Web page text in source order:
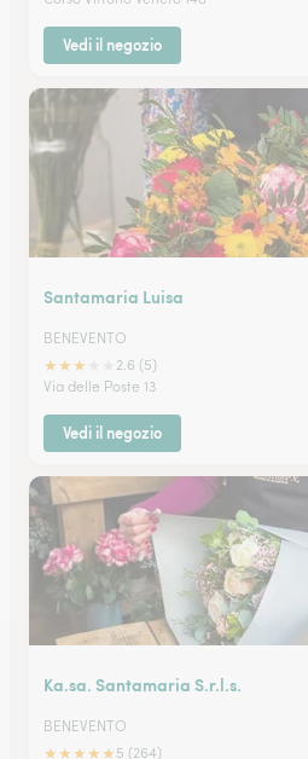
Vedi il negozio
Santamaria Luisa
BENEVENTO
★★★
2.6 (5)
Via delle Poste 13
Vedi il negozio
Ka.sa. Santamaria S.r.l.s.
BENEVENTO
★★★★★ 5 (264)